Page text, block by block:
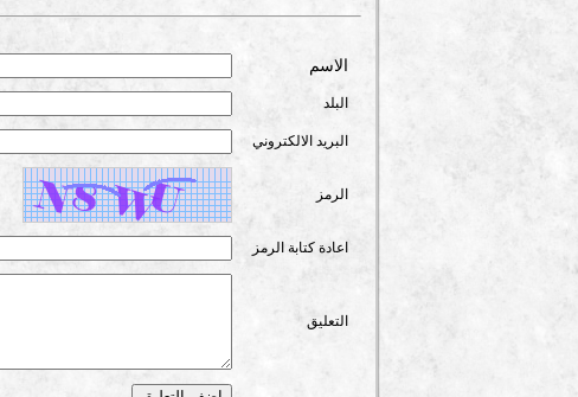
الاسم
البلد
البريد الالكتروني
الرمز
اعادة كتابة الرمز
التعليق